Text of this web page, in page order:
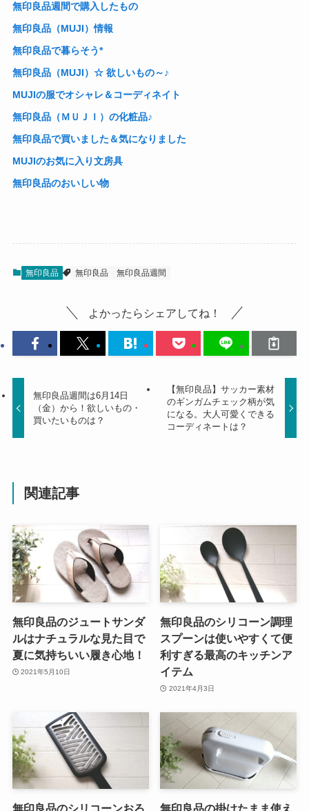
無印良品週間で購入したもの
無印良品（MUJI）情報
無印良品で暮らそう*
無印良品（MUJI）☆ 欲しいもの～♪
MUJIの服でオシャレ＆コーディネイト
無印良品（ＭＵＪＩ）の化粧品♪
無印良品で買いました＆気になりました
MUJIのお気に入り文房具
無印良品のおいしい物
無印良品 無印良品 無印良品週間
よかったらシェアしてね！
無印良品週間は6月14日
（金）から！欲しいもの・
買いたいものは？
【無印良品】サッカー素材
のギンガムチェック柄が気
になる。大人可愛くできる
コーディネートは？
関連記事
無印良品のジュートサンダ
ルはナチュラルな見た目で
夏に気持ちいい履き心地！
2021年5月10日
無印良品のシリコーン調理
スプーンは使いやすくて便
利すぎる最高のキッチンア
イテム
2021年4月3日
無印良品のシリコーンおろ 無印良品の掛けたまま使え